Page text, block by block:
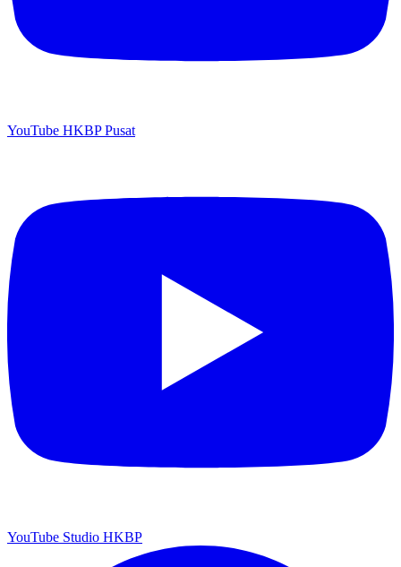
YouTube HKBP Pusat
YouTube Studio HKBP